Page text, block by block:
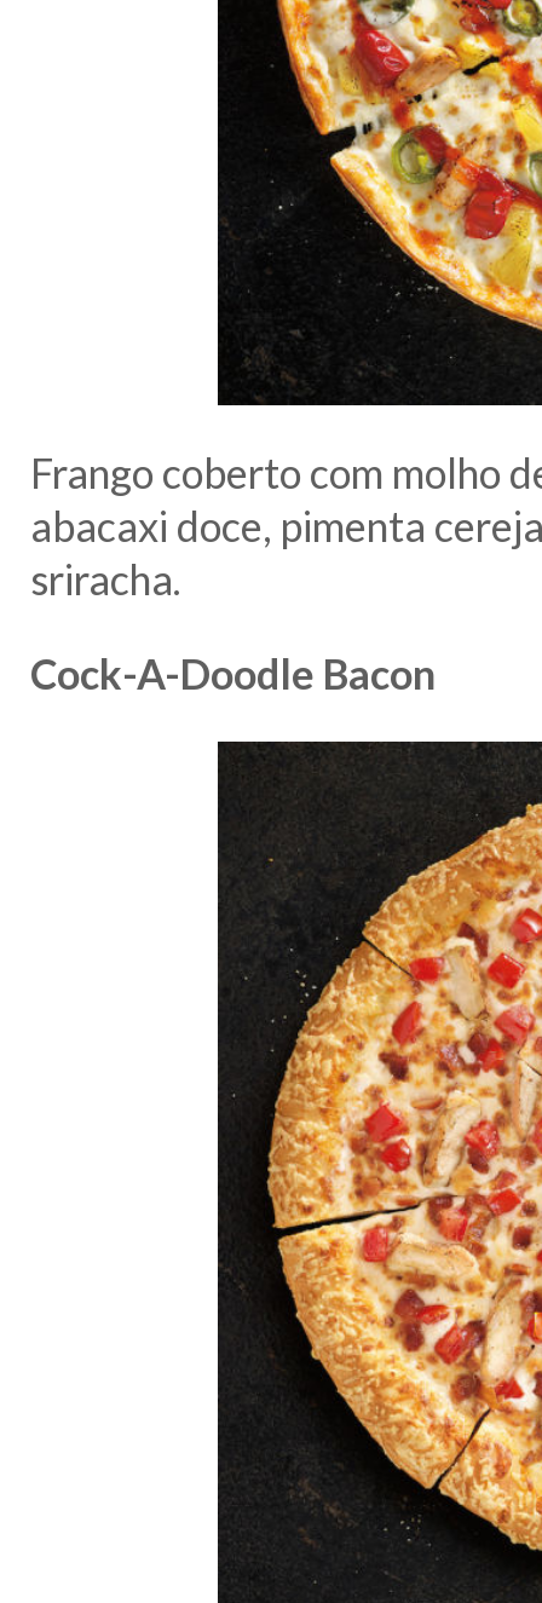
Frango coberto com molho
abacaxi doce, pimenta
sriracha.
Cock-A-Doodle Bacon